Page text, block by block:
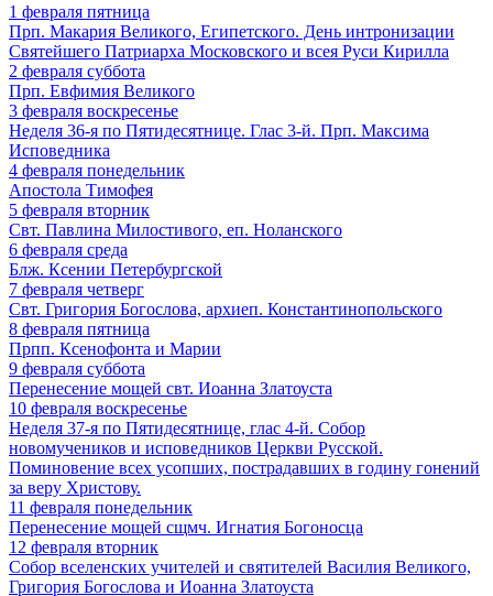
1 февраля пятница
Прп. Макария Великого, Египетского. День интронизации
Святейшего Патриарха Московского и всея Руси Кирилла
2 февраля суббота
Прп. Евфимия Великого
3 февраля воскресенье
Неделя 36-я по Пятидесятнице. Глас 3-й. Прп. Максима
Исповедника
4 февраля понедельник
Апостола Тимофея
5 февраля вторник
Свт. Павлина Милостивого, еп. Ноланского
6 февраля среда
Блж. Ксении Петербургской
7 февраля четверг
Свт. Григория Богослова, архиеп. Константинопольского
8 февраля пятница
Прпп. Ксенофонта и Марии
9 февраля суббота
Перенесение мощей свт. Иоанна Златоуста
10 февраля воскресенье
Неделя 37-я по Пятидесятнице, глас 4-й. Собор
новомучеников и исповедников Церкви Русской.
Поминовение всех усопших, пострадавших в годину гонений
за веру Христову.
11 февраля понедельник
Перенесение мощей сщмч. Игнатия Богоносца
12 февраля вторник
Собор вселенских учителей и святителей Василия Великого,
Григория Богослова и Иоанна Златоуста